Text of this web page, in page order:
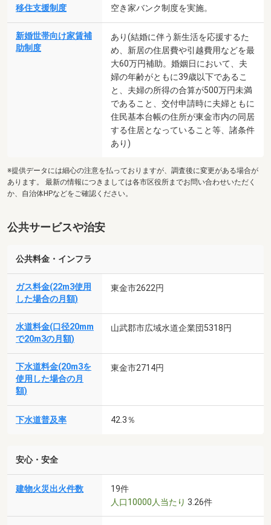
移住支援制度 空き家バンク制度を実施。
新婚世帯向け家賃補
助制度
あり(結婚に伴う新生活を応援するた
め、新居の住居費や引越費用などを最
大60万円補助。婚姻日において、夫
婦の年齢がともに39歳以下であるこ
と、夫婦の所得の合算が500万円未満
であること、交付申請時に夫婦ともに
住民基本台帳の住所が東金市内の同居
する住居となっていること等、諸条件
あり)
※提供データには細心の注意を払っておりますが、調査後に変更がある場合が
あります。 最新の情報につきましては各市区役所までお問い合わせいただく
か、自治体HPなどをご確認ください。
公共サービスや治安
公共料金・インフラ
ガス料金(22m3使用
した場合の月額)
東金市2622円
水道料金(口径20mm
で20m3の月額)
山武郡市広域水道企業団5318円
下水道料金(20m3を
使用した場合の月
額)
東金市2714円
下水道普及率 42.3％
安心・安全
建物火災出火件数
19件
人口10000人当たり 3.26件